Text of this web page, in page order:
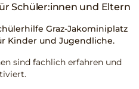
Schüler:innen und Eltern
Graz-Jakominiplatz
Kinder und Jugendliche.
sind fachlich erfahren und